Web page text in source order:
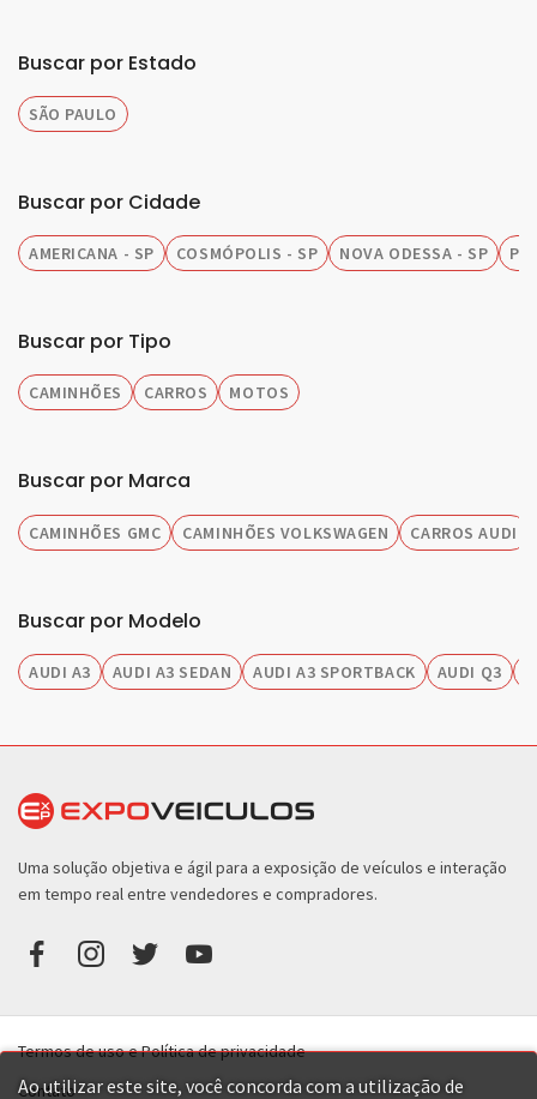
Buscar por Estado
SÃO PAULO
Buscar por Cidade
AMERICANA - SP COSMÓPOLIS - SP NOVA ODESSA - SP
Buscar por Tipo
CAMINHÕES CARROS MOTOS
Buscar por Marca
CAMINHÕES GMC CAMINHÕES VOLKSWAGEN CARROS AUDI
Buscar por Modelo
AUDI A3 AUDI A3 SEDAN AUDI A3 SPORTBACK AUDI Q3
Ao utilizar este site, você concorda com a utilização de
Uma solução objetiva e ágil para a exposição de veículos e interação
em tempo real entre vendedores e compradores.
Termos de uso e Política de privacidade
Contato